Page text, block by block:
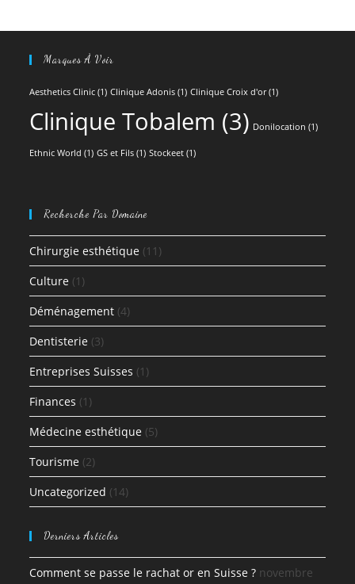
Marques À Voir
Aesthetics Clinic (1) Clinique Adonis (1) Clinique Croix d'or(1)
Clinique Tobalem (3) Donilocation (1)
Ethnic World (1) GS et Fils (1) Stockeet (1)
Recherche Par Domaine
Chirurgie esthétique (11)
Culture (1)
Déménagement (4)
Dentisterie (3)
Entreprises Suisses (1)
Finances (1)
Médecine esthétique (5)
Tourisme (2)
Uncategorized (14)
Derniers Articles
Comment se passe le rachat or en Suisse ? novembre